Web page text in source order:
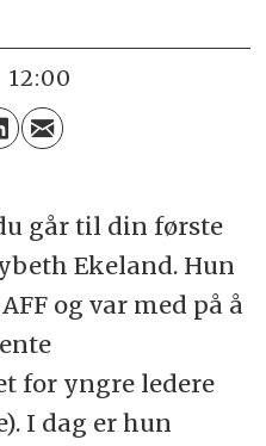
12:00
går til din første
Ekeland. Hun
og var med på å
for yngre ledere
I dag er hun